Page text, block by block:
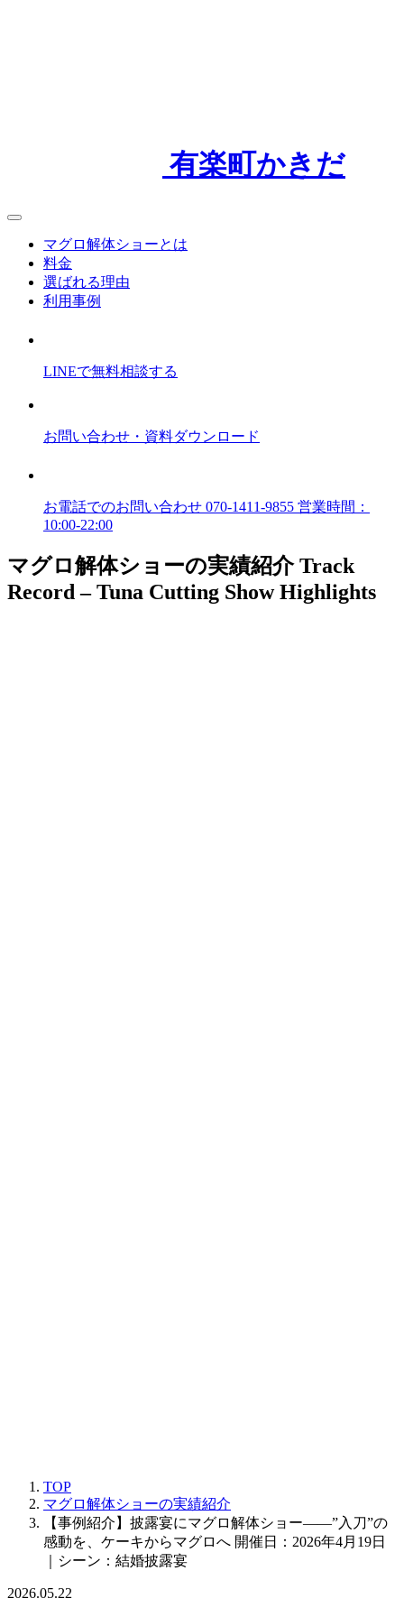
有楽町かきだ
マグロ解体ショーとは
料金
選ばれる理由
利用事例
LINEで無料相談する
お問い合わせ ・資料ダウンロード
お電話でのお問い合わせ 070-1411-9855 営業時間：
10:00-22:00
マグロ解体ショーの実績紹介 Track
Record – Tuna Cutting Show Highlights
TOP
マグロ解体ショーの実績紹介
【事例紹介】披露宴にマグロ解体ショー——”入刀”の
感動を、ケーキからマグロへ 開催日：2026年4月19日
｜シーン：結婚披露宴
2026.05.22